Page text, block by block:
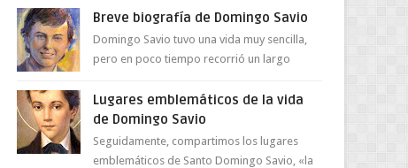
el Oratorio en Turín, un día le pide a Don
Breve biografía de Domingo Savio
Domingo Savio tuvo una vida muy sencilla,
pero en poco tiempo recorrió un largo
Espíritu Santo y fr...
Lugares emblemáticos de la vida
de Domingo Savio
Seguidamente, compartimos los lugares
emblemáticos de Santo Domingo Savio, «la